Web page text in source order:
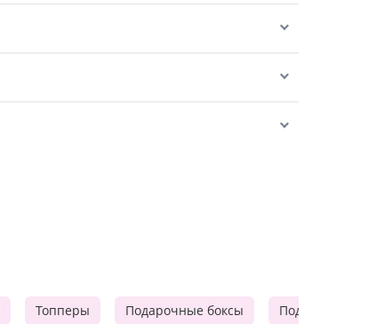
Топперы Подарочные боксы Подарочные